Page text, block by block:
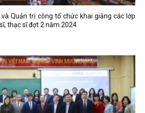
và Quản trị công tổ chức khai giảng các lớp
thạc sĩ đợt 2 năm 2024